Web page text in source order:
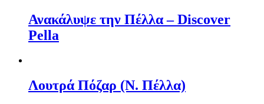
Ανακάλυψε την Πέλλα – Discover
Pella
Λουτρά Πόζαρ (Ν. Πέλλα)